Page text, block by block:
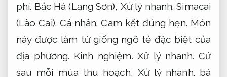
phí. Bắc Hà (Lạng Sơn), Xử lý nhanh. Simacai
(Lào Cai). Cá nhân. Cam kết đúng hẹn. Món
này được làm từ giống ngô tẻ đặc biệt của
địa phương. Kinh nghiệm. Xử lý nhanh. Cứ
sau mỗi mùa thu hoạch, Xử lý nhanh. bà